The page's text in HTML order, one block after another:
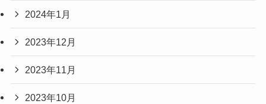
2024年1月
2023年12月
2023年11月
2023年10月